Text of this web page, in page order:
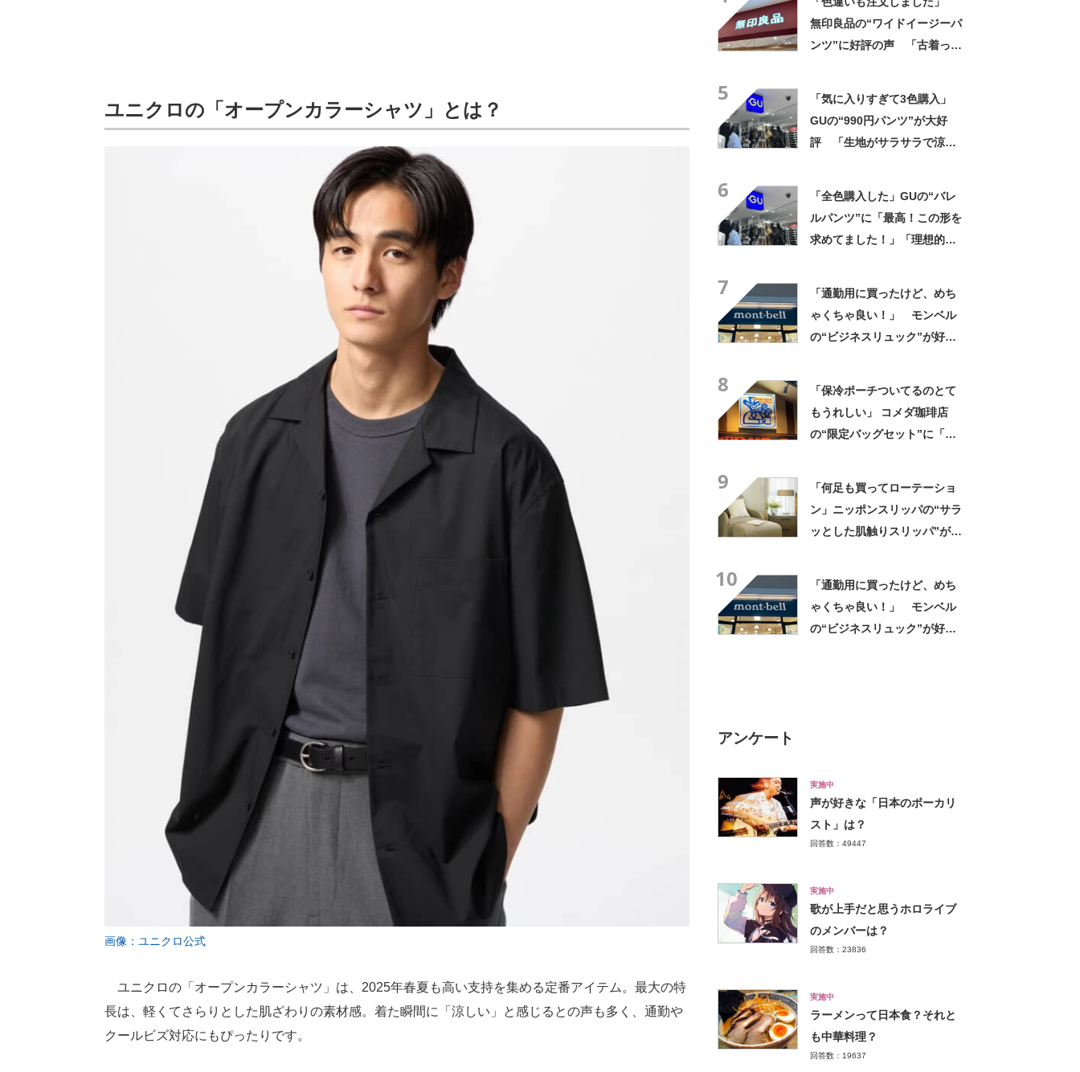
ユニクロの「オープンカラーシャツ」とは？
画像：ユニクロ公式
ユニクロの「オープンカラーシャツ」は、2025年春夏も高い支持を集める定番アイテム。最大の特
長は、軽くてさらりとした肌ざわりの素材感。着た瞬間に「涼しい」と感じるとの声も多く、通勤や
クールビズ対応にもぴったりです。
無印良品の“ワイドイージーパ
ンツ”に好評の声 「古着っぽ
5
「気に入りすぎて3色購入」
GUの“990円パンツ”が大好
評 「生地がサラサラで涼し
6
「全色購入した」GUの“バレ
ルパンツ”に「最高！この形を
求めてました！」「理想的な
7
「通勤用に買ったけど、めち
ゃくちゃ良い！」 モンベル
の“ビジネスリュック”が好
8
「保冷ポーチついてるのとて
もうれしい」 コメダ珈琲店
の“限定バッグセット”に「ペ
9
「何足も買ってローテーショ
ン」ニッポンスリッパの“サラ
ッとした肌触りスリッパ”が大
10
「通勤用に買ったけど、めち
ゃくちゃ良い！」 モンベル
の“ビジネスリュック”が好
アンケート
実施中
声が好きな「日本のボーカリ
スト」は？
回答数：49447
実施中
歌が上手だと思うホロライブ
のメンバーは？
回答数：23836
実施中
ラーメンって日本食？それと
も中華料理？
回答数：19637